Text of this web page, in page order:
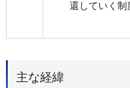
還していく制
主な経緯